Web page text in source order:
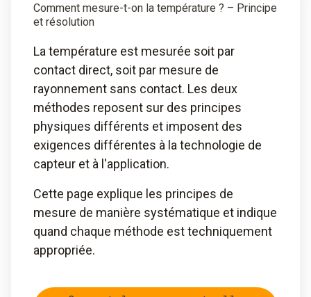
Comment mesure-t-on la température ? – Principe
et résolution
La température est mesurée soit par
contact direct, soit par mesure de
rayonnement sans contact. Les deux
méthodes reposent sur des principes
physiques différents et imposent des
exigences différentes à la technologie de
capteur et à l'application.
Cette page explique les principes de
mesure de manière systématique et indique
quand chaque méthode est techniquement
appropriée.